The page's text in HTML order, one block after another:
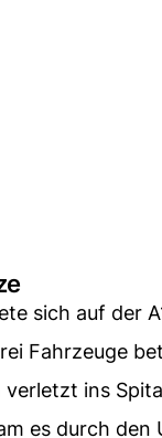
sich auf der
Fahrzeuge
verletzt ins
es durch